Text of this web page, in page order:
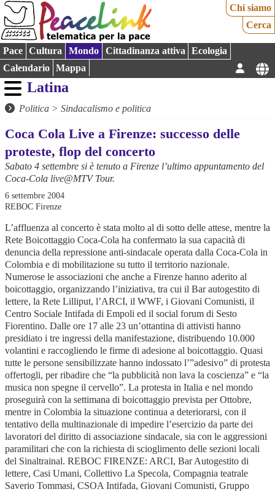
Chi siamo
Cerca
Pace Cultura Mondo Cittadinanza attiva
Ecologia
Calendario
Mappa
Latina
Politica >Sindacalismo e politica
Coca Cola Live a Firenze: successo delle
proteste, flop del concerto
Sabato 4 settembre si è tenuto a Firenze l’ultimo appuntamento del
Coca-Cola live@MTV Tour.
6 settembre 2004
REBOC Firenze
L’affluenza al concerto è stata molto al di sotto delle attese, mentre la
Rete Boicottaggio Coca-Cola ha confermato la sua capacità di
denuncia della repressione anti-sindacale operata dalla Coca-Cola in
Colombia e di mobilitazione su tutto il territorio nazionale.
Numerose le associazioni che anche a Firenze hanno aderito al
boicottaggio, organizzando l’iniziativa, tra cui il Bar autogestito di
lettere, la Rete Lilliput, l’ARCI, il WWF, i Giovani Comunisti, il
Centro Sociale Intifada di Empoli ed il social forum di Sesto
Fiorentino. Dalle ore 17 alle 23 un’ottantina di attivisti hanno
presidiato i tre ingressi della manifestazione, distribuendo 10.000
volantini e raccogliendo le firme di adesione al boicottaggio. Quasi
tutte le persone sensibilizzate hanno indossato l’”adesivo” di protesta
offertogli, per ribadire che “la pubblicità non lava la coscienza” e “la
musica non spegne il cervello”. La protesta in Italia e nel mondo
proseguirà con la settimana di boicottaggio prevista per Ottobre,
mentre in Colombia la situazione continua a deteriorarsi, con il
tentativo della multinazionale di impedire l’esercizio da parte dei
lavoratori del diritto di associazione sindacale, sia con le aggressioni
paramilitari che con la richiesta di scioglimento delle sezioni locali
del Sinaltrainal. REBOC FIRENZE: ARCI, Bar Autogestito di
lettere, Casi Umani, Collettivo La Specola, Compagnia teatrale
Saverio Tommasi, CSOA Intifada, Giovani Comunisti, Gruppo